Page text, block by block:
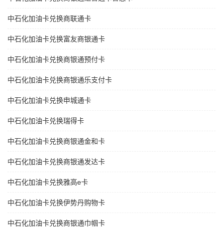
中石化加油卡兑换商联通卡
中石化加油卡兑换富友商银通卡
中石化加油卡兑换商银通预付卡
中石化加油卡兑换商银通乐支付卡
中石化加油卡兑换申城通卡
中石化加油卡兑换瑞得卡
中石化加油卡兑换商银通金和卡
中石化加油卡兑换商银通发达卡
中石化加油卡兑换雅高e卡
中石化加油卡兑换伊势丹购物卡
中石化加油卡兑换商银通巾帼卡